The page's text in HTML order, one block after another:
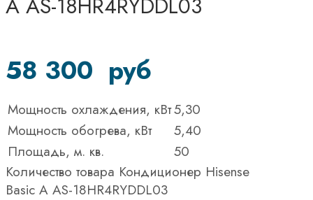
58 300 руб
Мощность охлаждения, кВт5,30
Мощность обогрева, кВт
5,40
Площадь, м. кв.
50
Количество товара Кондиционер Hisense
Basic A AS-18HR4RYDDL03